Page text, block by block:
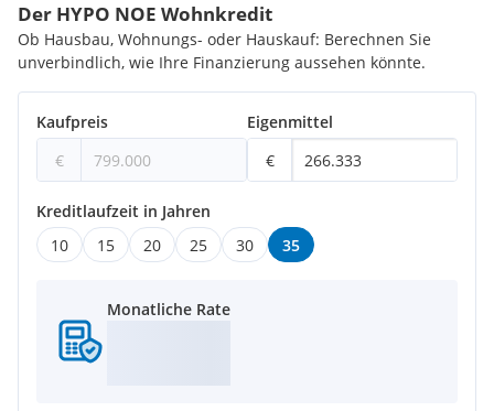
Der HYPO NOE Wohnkredit
Ob Hausbau, Wohnungs- oder Hauskauf: Berechnen Sie
unverbindlich, wie Ihre Finanzierung aussehen könnte.
Kaufpreis
€
Eigenmittel
€
Kreditlaufzeit in Jahren
10
15 20 25 30 35
Monatliche Rate